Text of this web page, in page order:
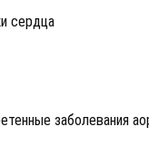
сердца
заболевания